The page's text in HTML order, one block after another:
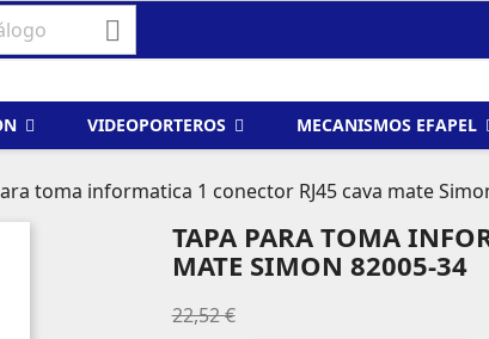

VIDEOPORTEROS MECANISMOS EFAPEL
toma informatica 1 conector RJ45 cava mate
TAPA PARA TOMA
MATE SIMON 82005-34
22,52 €